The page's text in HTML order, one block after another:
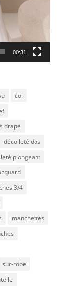
00:31
col
drapé
décolleté dos
plongeant
3/4
manchettes
sur-robe